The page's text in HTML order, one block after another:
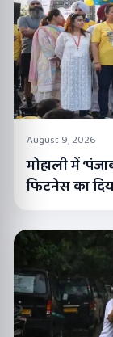
August 9, 2026
मोहाली में
फिटनेस का